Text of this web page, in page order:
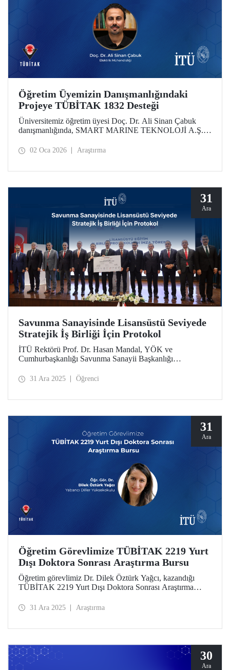
Öğretim Üyemizin Danışmanlığındaki
Projeye TÜBİTAK 1832 Desteği
Üniversitemiz öğretim üyesi Doç. Dr. Ali Sinan Çabuk
danışmanlığında, SMART MARINE TEKNOLOJİ A.Ş. iş
Altyapılı Yapay Zeka Destekli Sürdürülebilir Liman
02 Oca 2026 Araştırma
31
Ara
Savunma Sanayisinde Lisansüstü Seviyede
Stratejik İş Birliği İçin Protokol
İTÜ Rektörü Prof. Dr. Hasan Mandal, YÖK ve
Cumhurbaşkanlığı Savunma Sanayii Başkanlığı
geçirilen “Lisansüstü Eğitim İş Birliği Protokolleri” imza
31 Ara 2025 Öğrenci
31
Ara
Öğretim Görevlimize TÜBİTAK 2219 Yurt
Dışı Doktora Sonrası Araştırma Bursu
Öğretim görevlimiz Dr. Dilek Öztürk Yağcı, kazandığı
TÜBİTAK 2219 Yurt Dışı Doktora Sonrası Araştırma
12 ay süren araştırma projesini başarıyla tamamladı. Dr.
31 Ara 2025 Araştırma
30
Ara